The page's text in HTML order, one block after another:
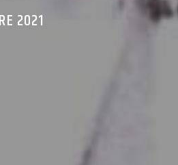
2021